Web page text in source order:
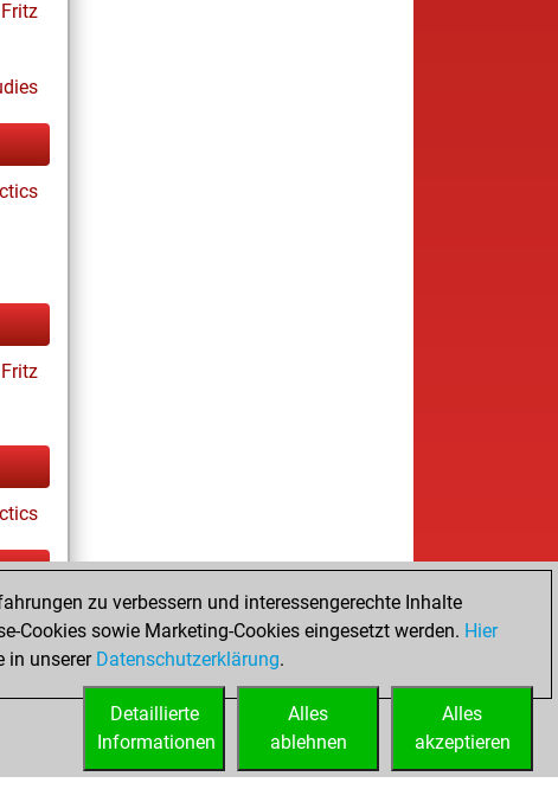
Fritz
Fritz
Fritz
zu verbessern und interessengerechte Inhalte
Cookies sowie Marketing-Cookies eingesetzt werden. Hier
in unserer Datenschutzerklärung.
Alles
akzeptieren
Alles
ablehnen
Detaillierte
Informationen